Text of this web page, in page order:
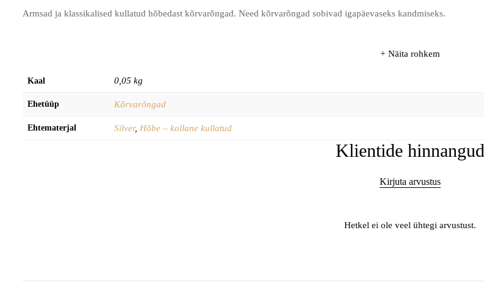
Armsad ja klassikalised kullatud hõbedast kõrvarõngad. Need kõrvarõngad sobivad igapäevaseks kandmiseks.
Näita rohkem
Kaal 0,05 kg
Ehetüüp Kõrvarõngad
Ehtematerjal Silver, Hõbe – kollane kullatud
Klientide hinnangud
Kirjuta arvustus
Hetkel ei ole veel ühtegi arvustust.